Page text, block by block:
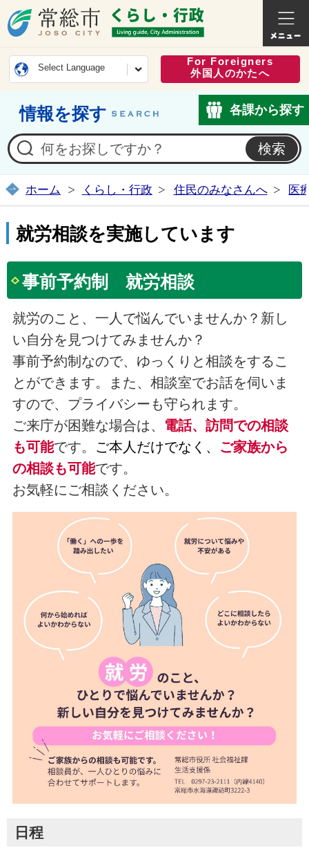
常総市公式ホームページ
くらし
Select Language
For Foreigners
外国人のかたへ
情報を探す 各課から探す
ホーム くらし・行政 住民のみなさんへ 医
就労相談を実施しています
事前予約制 就労相談
就労のこと、一人で悩んでいませんか？新し
い自分を見つけてみませんか？
事前予約制なので、ゆっくりと相談をするこ
とができます。また、相談室でお話を伺いま
すので、プライバシーも守られます。
ご来庁が困難な場合は、 電話、訪問での相談
も可能です。 ご本人だけでなく、 ご家族から
の相談も可能です。
お気軽にご相談ください。
日程